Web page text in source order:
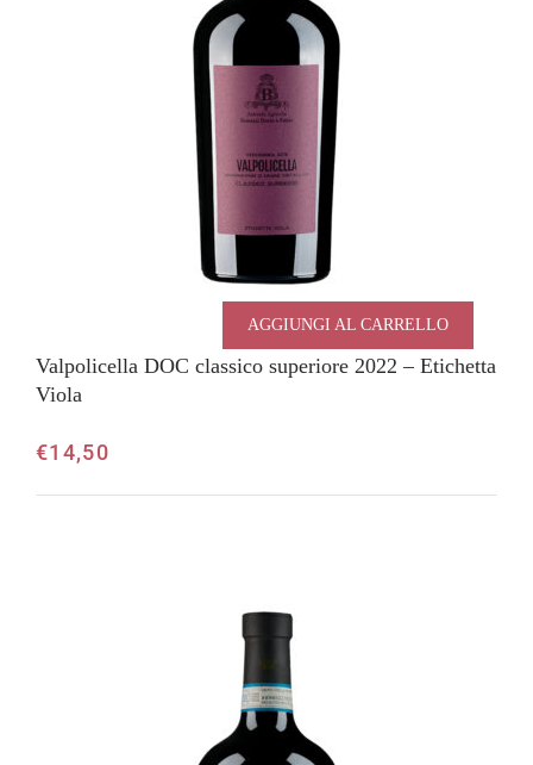
Valpolicella DOC classico superiore 2022 – Etichetta
Viola
€14,50
AGGIUNGI AL CARRELLO